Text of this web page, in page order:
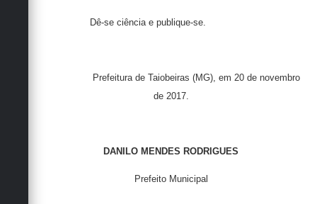
Dê-se ciência e publique-se.
Prefeitura de Taiobeiras (MG), em 20 de novembro
de 2017.
DANILO MENDES RODRIGUES
Prefeito Municipal